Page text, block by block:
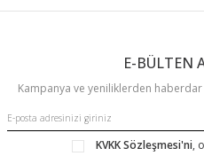
E-BÜLTEN
Kampanya ve yeniliklerden
KVKK Sözleşmesi'ni,